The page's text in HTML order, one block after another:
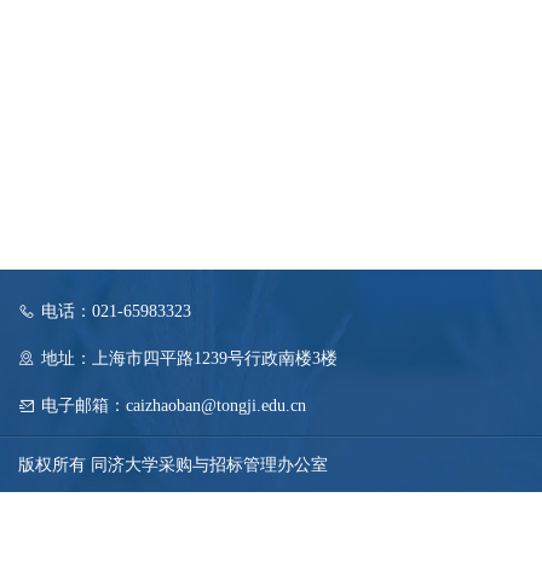
电话：021-65983323
地址：上海市四平路1239号行政南楼3楼
电子邮箱：caizhaoban@tongji.edu.cn
版权所有 同济大学采购与招标管理办公室